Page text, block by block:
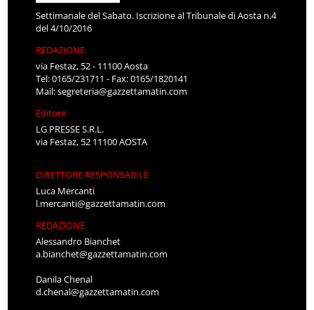
Settimanale del Sabato. Iscrizione al Tribunale di Aosta n.4
del 4/10/2016
REDAZIONE
via Festaz, 52 - 11100 Aosta
Tel: 0165/231711 - Fax: 0165/1820141
Mail:segreteria@gazzettamatin.com
Editore
LG PRESSE S.R.L.
via Festaz, 52 11100 AOSTA
DIRETTORE RESPONSABILE
Luca Mercanti
l.mercanti@gazzettamatin.com
REDAZIONE
Alessandro Bianchet
a.bianchet@gazzettamatin.com
Danila Chenal
d.chenal@gazzettamatin.com